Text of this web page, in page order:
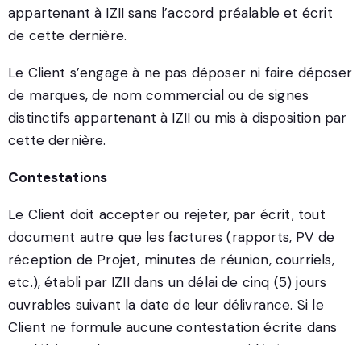
appartenant à IZII sans l’accord préalable et écrit
de cette dernière.
Le Client s’engage à ne pas déposer ni faire déposer
de marques, de nom commercial ou de signes
distinctifs appartenant à IZII ou mis à disposition par
cette dernière.
Contestations
Le Client doit accepter ou rejeter, par écrit, tout
document autre que les factures (rapports, PV de
réception de Projet, minutes de réunion, courriels,
etc.), établi par IZII dans un délai de cinq (5) jours
ouvrables suivant la date de leur délivrance. Si le
Client ne formule aucune contestation écrite dans